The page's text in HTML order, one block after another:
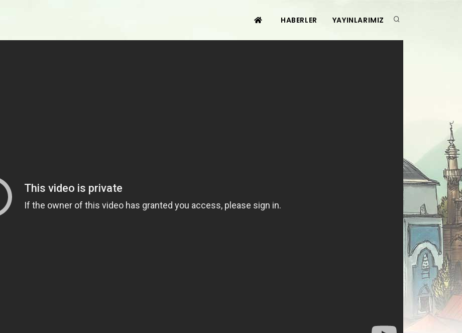
HABERLER YAYINLARIMIZ